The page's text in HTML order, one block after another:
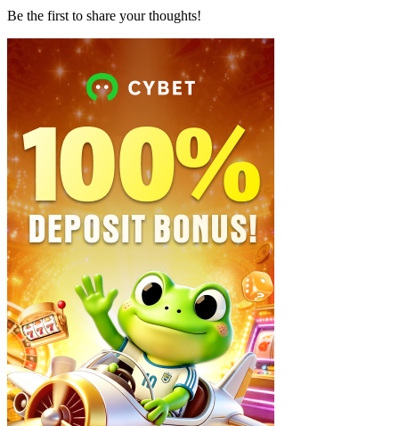
Be the first to share your thoughts!